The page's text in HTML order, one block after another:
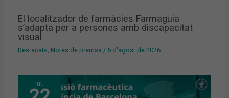
El localitzador de farmàcies Farmaguia
s’adapta per a persones amb discapacitat
visual
Destacats Notes de premsa / 5 d'agost de 2026
jul.